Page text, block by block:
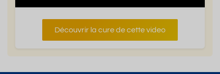
Découvrir la cure de cette video